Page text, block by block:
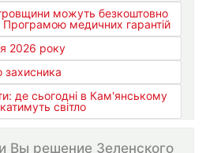
можуть безкоштовно
медичних гарантій
2026 року
захисника
де сьогодні в Кам'янському
світло
Вы решение Зеленского